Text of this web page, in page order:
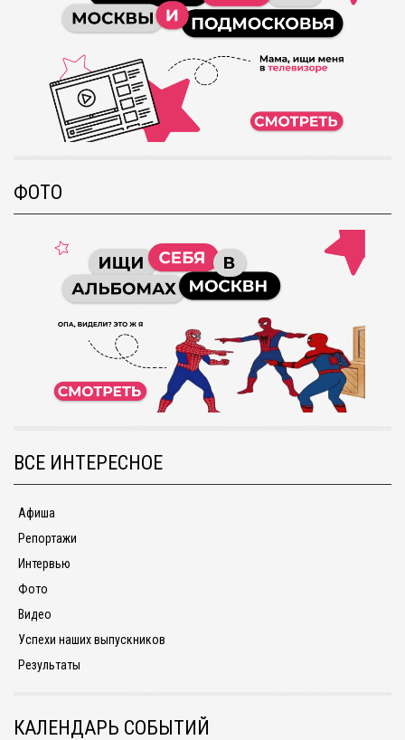
ФОТО
ВСЕ ИНТЕРЕСНОЕ
Афиша
Репортажи
Интервью
Фото
Видео
Успехи наших выпускников
Результаты
КАЛЕНДАРЬ СОБЫТИЙ